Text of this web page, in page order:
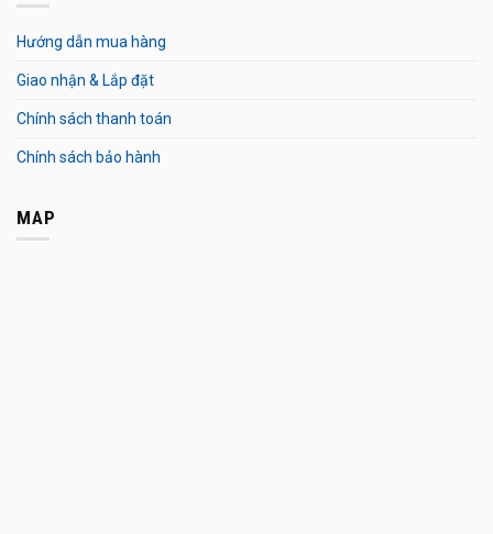
Hướng dẫn mua hàng
Giao nhận & Lắp đặt
Chính sách thanh toán
Chính sách bảo hành
MAP